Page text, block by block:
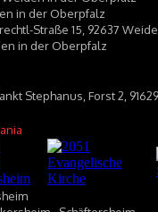
in der Oberpfalz
Straße 15, 92637
in der Oberpfalz
Stephanus, Forst 2,